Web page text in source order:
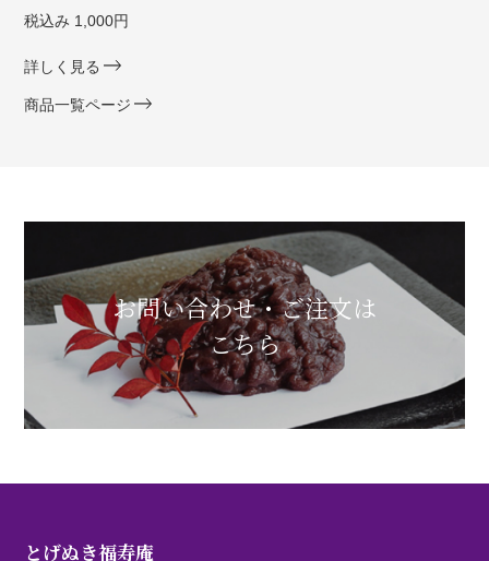
税込み 1,000円
詳しく見る
商品一覧ページ
お問い合わせ・ご注文は
こちら
とげぬき福寿庵